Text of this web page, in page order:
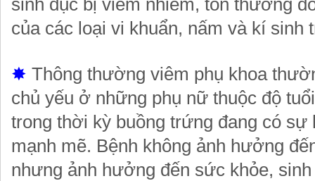
sinh dục bị viêm nhiễm, tổn thương
của các loại vi khuẩn, nấm và kí sinh
✸ Thông thường viêm phụ khoa
chủ yếu ở những phụ nữ thuộc độ
trong thời kỳ buồng trứng đang có sự
mạnh mẽ. Bệnh không ảnh hưởng
nhưng ảnh hưởng đến sức khỏe,